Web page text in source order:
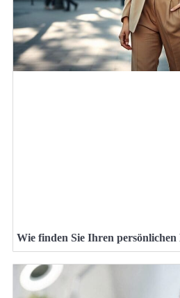
Wie finden Sie Ihren persönlichen